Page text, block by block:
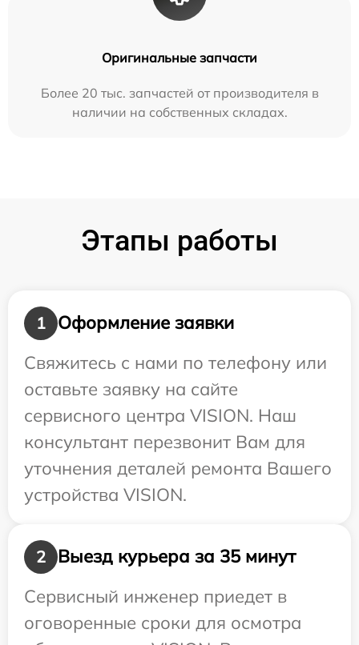
Оригинальные запчасти
Более 20 тыс. запчастей от производителя в
наличии на собственных складах.
Этапы работы
1
Оформление заявки
Свяжитесь с нами по телефону или
оставьте заявку на сайте
сервисного центра VISION. Наш
консультант перезвонит Вам для
уточнения деталей ремонта Вашего
устройства VISION.
2
Выезд курьера за 35 минут
Сервисный инженер приедет в
оговоренные сроки для осмотра